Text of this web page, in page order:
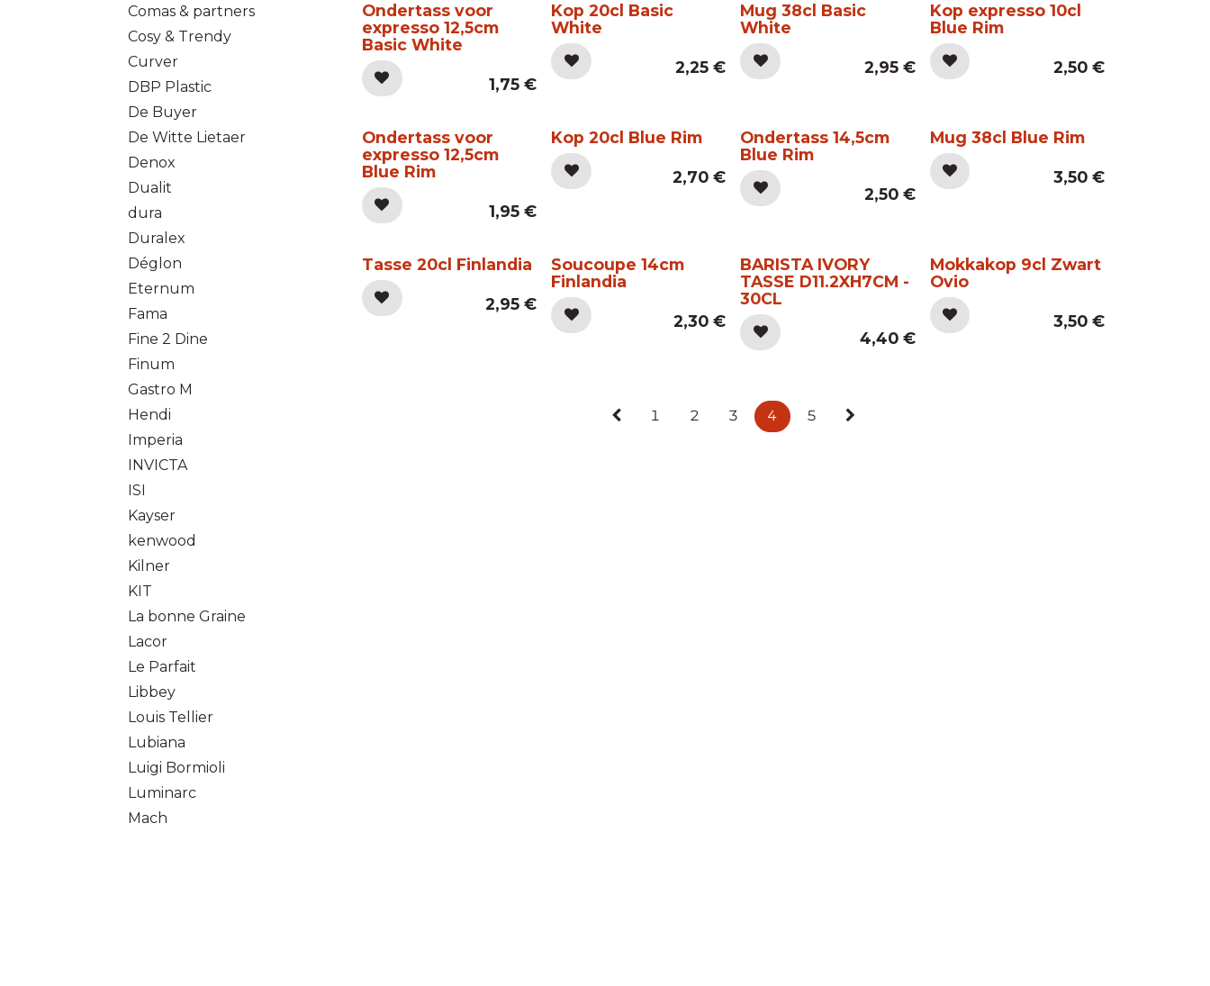
Comas & partners
Cosy & Trendy
Curver
DBP Plastic
De Buyer
De Witte Lietaer
Denox
Dualit
dura
Duralex
Déglon
Eternum
Fama
Fine 2 Dine
Finum
Gastro M
Hendi
Imperia
INVICTA
ISI
Kayser
kenwood
Kilner
KIT
La bonne Graine
Lacor
Le Parfait
Libbey
Louis Tellier
Lubiana
Luigi Bormioli
Luminarc
Mach
Ondertass voor
expresso 12,5cm
Basic White
1,75 €
Kop 20cl Basic
White
2,25 €
Mug 38cl Basic
White
2,95€
Kop expresso 10cl
Blue Rim
2,50€
Ondertass voor
expresso 12,5cm
Blue Rim
1,95 €
Kop 20cl Blue Rim
2,70 €
Ondertass 14,5cm
Blue Rim
2,50€
Mug 38cl Blue Rim
3,50€
Tasse 20cl Finlandia
2,95 €
Soucoupe 14cm
Finlandia
2,30 €
BARISTA IVORY
TASSE D11.2XH7CM -
30CL
4,40€
Mokkakop 9cl Zwart
Ovio
3,50€
1 2 3 4 5